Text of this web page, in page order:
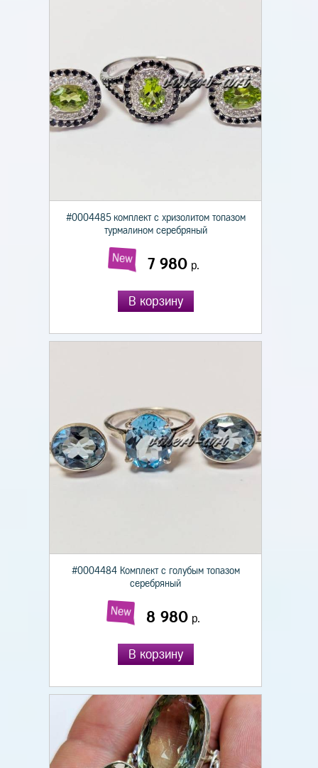
#0004485 комплект с хризолитом топазом
турмалином серебряный
New 7 980р.
В корзину
#0004484 Комплект с голубым топазом
серебряный
New 8 980 р.
В корзину